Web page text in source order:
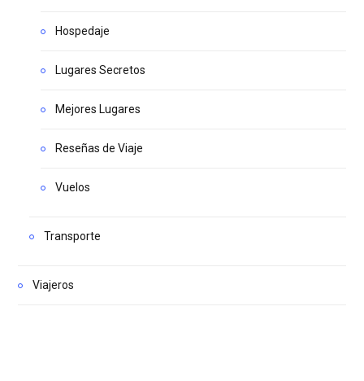
Hospedaje
Lugares Secretos
Mejores Lugares
Reseñas de Viaje
Vuelos
Transporte
Viajeros